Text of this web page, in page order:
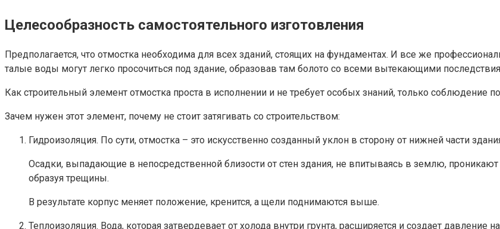
Целесообразность самостоятельного изготовления
Предполагается, что отмостка необходима для всех зданий, стоящих на фундаментах. И все же
талые воды могут легко просочиться под здание, образовав там болото со всеми вытекающими
Как строительный элемент отмостка проста в исполнении и не требует особых знаний, только соблюдение
Зачем нужен этот элемент, почему не стоит затягивать со строительством:
Гидроизоляция. По сути, отмостка – это искусственно созданный уклон в сторону от нижней части
Осадки, выпадающие в непосредственной близости от стен здания, не впитываясь в землю,
образуя трещины.
В результате корпус меняет положение, кренится, а щели поднимаются выше.
Теплоизоляция. Вода, которая затвердевает от холода внутри грунта, расширяется и создает